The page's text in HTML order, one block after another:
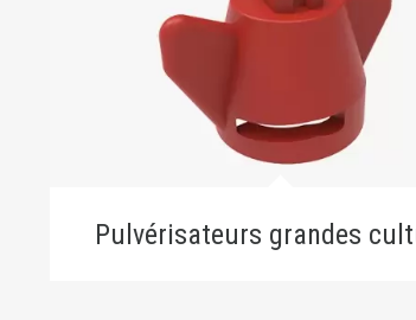
Pulvérisateurs grandes